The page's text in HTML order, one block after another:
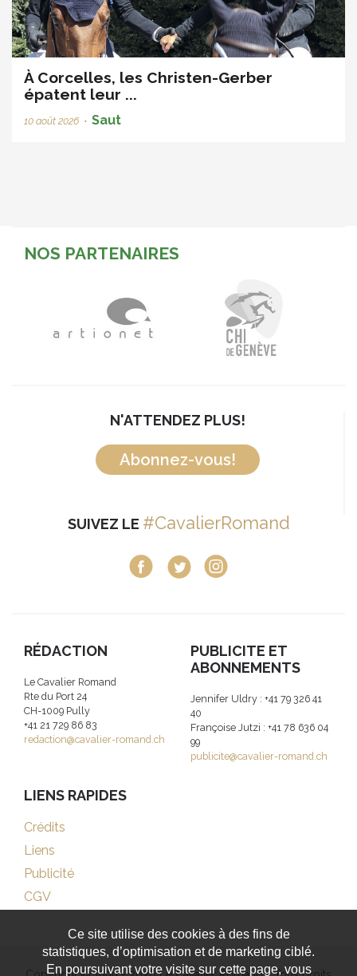
À Corcelles, les Christen-Gerber
épatent leur ...
10 août 2026 • Saut
NOS PARTENAIRES
N'ATTENDEZ PLUS!
Abonnez-vous!
SUIVEZ LE #CavalierRomand
RÉDACTION
Le Cavalier Romand
Rte du Port 24
CH-1009 Pully
+41 21 729 86 83
redaction@cavalier-romand.ch
PUBLICITE ET
ABONNEMENTS
Jennifer Uldry : +41 79 326 41
40
Françoise Jutzi : +41 78 636 04
99
publicite@cavalier-romand.ch
LIENS RAPIDES
Crédits
Liens
Publicité
CGV
Ce site utilise des cookies à des fins de
statistiques, d’optimisation et de marketing ciblé.
En poursuivant votre visite sur cette page, vous